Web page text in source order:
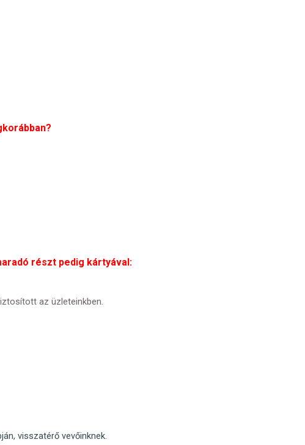
részt pedig kártyával:
az üzleteinkben.
visszatérő vevőinknek.